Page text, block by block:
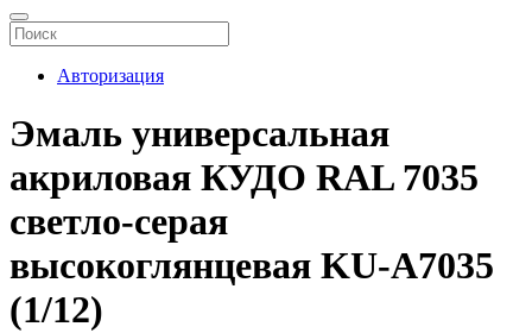
Авторизация
Эмаль универсальная
акриловая КУДО RAL 7035
светло-серая
высокоглянцевая KU-A7035
(1/12)